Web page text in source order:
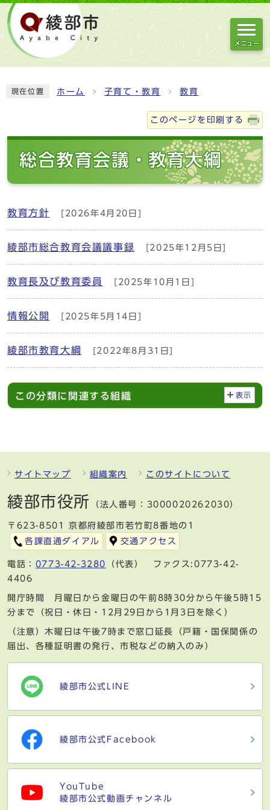
メニュー
現在位置 ホーム 子育て・教育 教育
このページを印刷する
総合教育会議・教育大綱
教育方針 [2026年4月20日]
綾部市総合教育会議議事録 [2025年12月5日]
教育長及び教育委員 [2025年10月1日]
情報公開 [2025年5月14日]
綾部市教育大綱 [2022年8月31日]
この分類に関連する組織 表示
サイトマップ 組織案内 このサイトについて
綾部市役所 （法人番号：3000020262030）
〒623-8501 京都府綾部市若竹町8番地の1
各課直通ダイアル
交通アクセス
電話： 0773-42-3280
（代表） ファクス:0773-42-
4406
開庁時間 月曜日から金曜日の午前8時30分から午後5時15
分まで（祝日・休日・12月29日から1月3日を除く）
（注意）木曜日は午後7時まで窓口延長（戸籍・国保関係の
届出、各種証明書の発行、市税などの納入のみ）
綾部市公式LINE
綾部市公式Facebook
YouTube
綾部市公式動画チャンネル